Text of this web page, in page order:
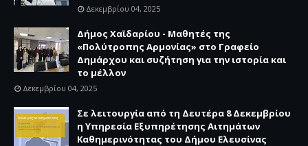
Δεκεμβρίου 04, 2025
Δήμος Χαϊδαρίου - Μαθητές της
«Πολύτροπης Αρμονίας» στο Γραφείο
Δημάρχου και συζήτηση για την ιστορία και
το μέλλον
Δεκεμβρίου 04, 2025
Σε λειτουργία από τη Δευτέρα 8 Δεκεμβρίου
η Υπηρεσία Εξυπηρέτησης Αιτημάτων
Καθημερινότητας του Δήμου Ελευσίνας